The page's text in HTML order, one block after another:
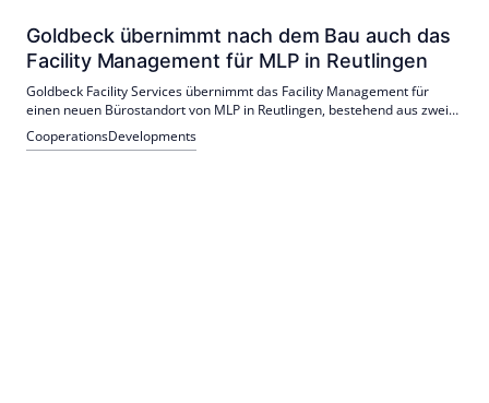
Goldbeck übernimmt nach dem Bau auch das
Facility Management für MLP in Reutlingen
Goldbeck Facility Services übernimmt das Facility Management für
einen neuen Bürostandort von MLP in Reutlingen, bestehend aus zwei
Gebäuden. Dieser Auftrag folgt nach der schlüsselfertigen Errichtung
der Immobilien durch Goldbeck. Die Gebäude beherbergen flexible
CooperationsDevelopments